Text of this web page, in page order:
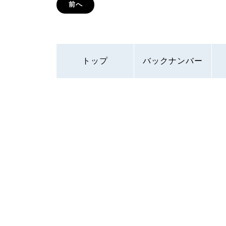
前へ
トップ バックナンバー